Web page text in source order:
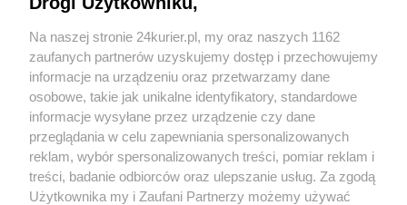
w Pałacu Młodzieży
Wystartowali młodzi naukowcy. E(x)plory w
Technikum Technologii Cyfrowych
POGODA
14℃
Na naszej stronie 24kurier.pl, my oraz naszych 1162
zaufanych partnerów uzyskujemy dostęp i przechowujemy
informacje na urządzeniu oraz przetwarzamy dane
osobowe, takie jak unikalne identyfikatory, standardowe
informacje wysyłane przez urządzenie czy dane
przeglądania w celu zapewniania spersonalizowanych
reklam, wybór spersonalizowanych treści, pomiar reklam i
treści, badanie odbiorców oraz ulepszanie usług. Za zgodą
Użytkownika my i Zaufani Partnerzy możemy używać